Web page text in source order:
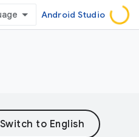
Android Studio